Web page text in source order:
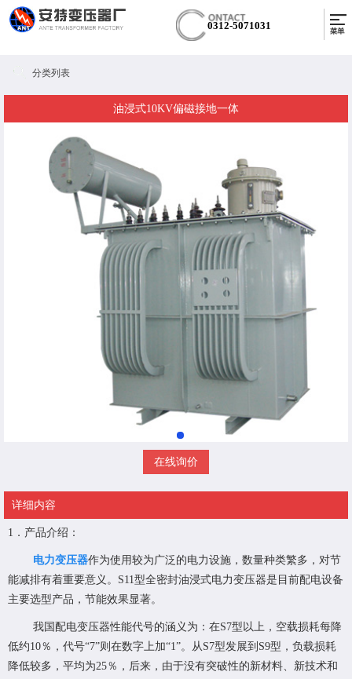
0312-5071031
分类列表
油浸式10KV偏磁接地一体
在线询价
详细内容
1．产品介绍：
电力变压器作为使用较为广泛的电力设施，数量种类繁多，对节
能减排有着重要意义。S11型全密封油浸式电力变压器是目前配电设备
主要选型产品，节能效果显著。
我国配电变压器性能代号的涵义为：在S7型以上，空载损耗每降
低约10％，代号“7”则在数字上加“1”。从S7型发展到S9型，负载损耗
降低较多，平均为25％，后来，由于没有突破性的新材料、新技术和